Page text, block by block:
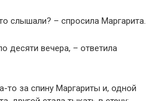
слышали? – спросила Маргарита.
десяти вечера, – ответила
то за спину Маргариты и, одной